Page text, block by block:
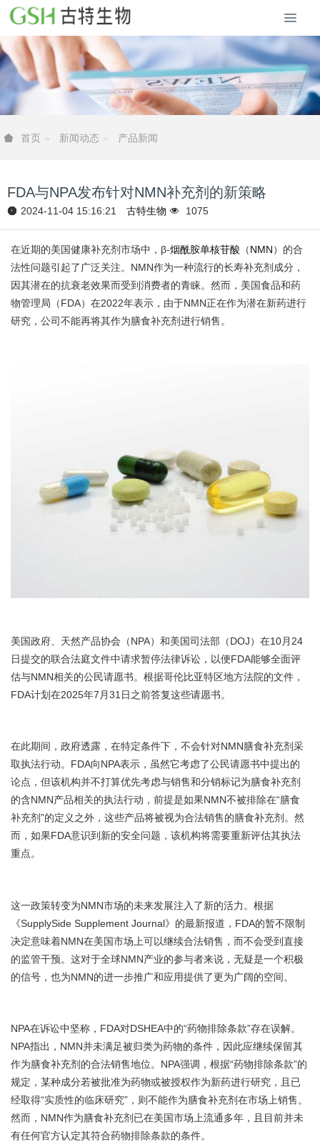
首页 新闻动态 产品新闻
FDA与NPA发布针对NMN补充剂的新策略
2024-11-04 15:16:21 古特生物 1075
在近期的美国健康补充剂市场中，β-烟酰胺单核苷酸 （NMN）的合
法性问题引起了广泛关注。NMN作为一种流行的长寿补充剂成分，
因其潜在的抗衰老效果而受到消费者的青睐。然而，美国食品和药
物管理局（FDA）在2022年表示，由于NMN正在作为潜在新药进行
研究，公司不能再将其作为膳食补充剂进行销售。
美国政府、天然产品协会（NPA）和美国司法部（DOJ）在10月24
日提交的联合法庭文件中请求暂停法律诉讼，以便FDA能够全面评
估与NMN相关的公民请愿书。根据哥伦比亚特区地方法院的文件，
FDA计划在2025年7月31日之前答复这些请愿书。
在此期间，政府透露，在特定条件下，不会针对NMN膳食补充剂采
取执法行动。FDA向NPA表示，虽然它考虑了公民请愿书中提出的
论点，但该机构并不打算优先考虑与销售和分销标记为膳食补充剂
的含NMN产品相关的执法行动，前提是如果NMN不被排除在“膳食
补充剂”的定义之外，这些产品将被视为合法销售的膳食补充剂。然
而，如果FDA意识到新的安全问题，该机构将需要重新评估其执法
重点。
这一政策转变为NMN市场的未来发展注入了新的活力。根据
《SupplySide Supplement Journal》的最新报道，FDA的暂不限制
决定意味着NMN在美国市场上可以继续合法销售，而不会受到直接
的监管干预。这对于全球NMN产业的参与者来说，无疑是一个积极
的信号，也为NMN的进一步推广和应用提供了更为广阔的空间。
NPA在诉讼中坚称，FDA对DSHEA中的“药物排除条款”存在误解。
NPA指出，NMN并未满足被归类为药物的条件，因此应继续保留其
作为膳食补充剂的合法销售地位。NPA强调，根据“药物排除条款”的
规定，某种成分若被批准为药物或被授权作为新药进行研究，且已
经取得“实质性的临床研究”，则不能作为膳食补充剂在市场上销售。
然而，NMN作为膳食补充剂已在美国市场上流通多年，且目前并未
有任何官方认定其符合药物排除条款的条件。